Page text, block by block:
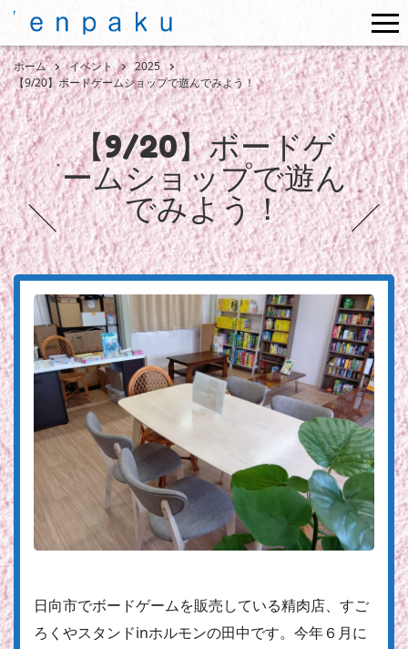
ホーム イベント
2025
【9/20】ボードゲームショップで遊んでみよう！
【9/20】ボードゲ
ームショップで遊ん
でみよう！
日向市でボードゲームを販売している精肉店、すご
ろくやスタンドinホルモンの田中です。今年６月に